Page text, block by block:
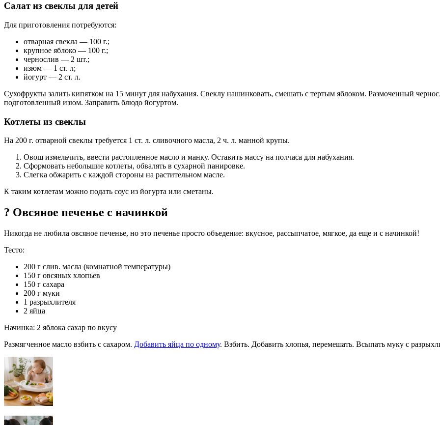
Салат из свеклы для детей
Для приготовления потребуются:
отварная свекла — 100 г.;
крупное яблоко — 100 г.;
чернослив — 2 шт.;
изюм — 1 ст. л;
йогурт — 2 ст. л.
Сухофрукты залить кипятком на 15 минут для набухания. Свеклу нашинковать, смешать с тертым яблоком. Размоченный
подготовленный изюм. Заправить блюдо йогуртом.
Котлеты из свеклы
На 200 г. отварной свеклы требуется 1 ст. л. сливочного масла, 2 ч. л. манной крупы.
Овощ измельчить, ввести растопленное масло и манку. Оставить массу на полчаса для набухания.
Сформовать небольшие котлеты, обвалять в сухарной панировке.
Слегка обжарить с каждой стороны на растительном масле.
К таким котлетам можно подать соус из йогурта или сметаны.
? Овсяное печенье с начинкой
Никогда не любила овсяное печенье, но это печенье просто объедение: вкусное, рассыпчатое, мягкое, да еще и с начинкой!
Тесто:
200 г слив. масла (комнатной температуры)
150 г овсяных хлопьев
150 г сахара
200 г муки
1 разрыхлителя
2 яйца
Начинка: 2 яблока сахар по вкусу
Размягченное масло взбить с сахаром. Добавить яйца по одному. Взбить. Добавить хлопья, перемешать. Всыпать муку с